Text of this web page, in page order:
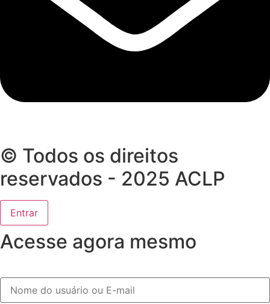
© Todos os direitos
reservados - 2025 ACLP
Entrar
Acesse agora mesmo